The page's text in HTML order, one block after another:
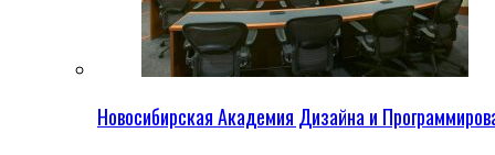
Новосибирская Академия Дизайна и